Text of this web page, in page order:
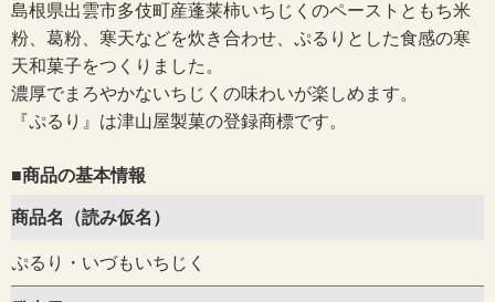
島根県出雲市多伎町産蓬莱柿いちじくのペーストともち米
粉、葛粉、寒天などを炊き合わせ、ぷるりとした食感の寒
天和菓子をつくりました。
濃厚でまろやかないちじくの味わいが楽しめます。
『ぷるり』は津山屋製菓の登録商標です。
■商品の基本情報
商品名（読み仮名）
ぷるり・いづもいちじく